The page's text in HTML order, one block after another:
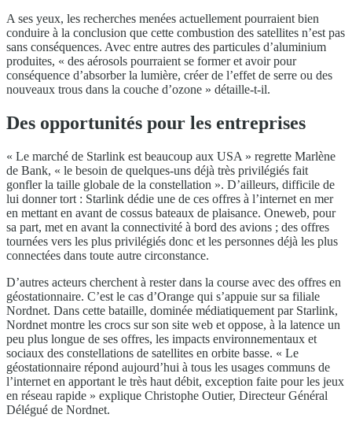
A ses yeux, les recherches menées actuellement pourraient bien
conduire à la conclusion que cette combustion des satellites n’est pas
sans conséquences. Avec entre autres des particules d’aluminium
produites, « des aérosols pourraient se former et avoir pour
conséquence d’absorber la lumière, créer de l’effet de serre ou des
nouveaux trous dans la couche d’ozone » détaille-t-il.
Des opportunités pour les entreprises
« Le marché de Starlink est beaucoup aux USA » regrette Marlène
de Bank, « le besoin de quelques-uns déjà très privilégiés fait
gonfler la taille globale de la constellation ». D’ailleurs, difficile de
lui donner tort : Starlink dédie une de ces offres à l’internet en mer
en mettant en avant de cossus bateaux de plaisance. Oneweb, pour
sa part, met en avant la connectivité à bord des avions ; des offres
tournées vers les plus privilégiés donc et les personnes déjà les plus
connectées dans toute autre circonstance.
D’autres acteurs cherchent à rester dans la course avec des offres en
géostationnaire. C’est le cas d’Orange qui s’appuie sur sa filiale
Nordnet. Dans cette bataille, dominée médiatiquement par Starlink,
Nordnet montre les crocs sur son site web et oppose, à la latence un
peu plus longue de ses offres, les impacts environnementaux et
sociaux des constellations de satellites en orbite basse. « Le
géostationnaire répond aujourd’hui à tous les usages communs de
l’internet en apportant le très haut débit, exception faite pour les jeux
en réseau rapide » explique Christophe Outier, Directeur Général
Délégué de Nordnet.